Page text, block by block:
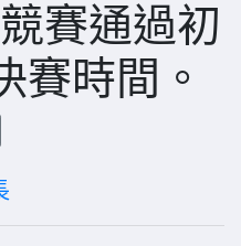
賽通過初
賽時間。